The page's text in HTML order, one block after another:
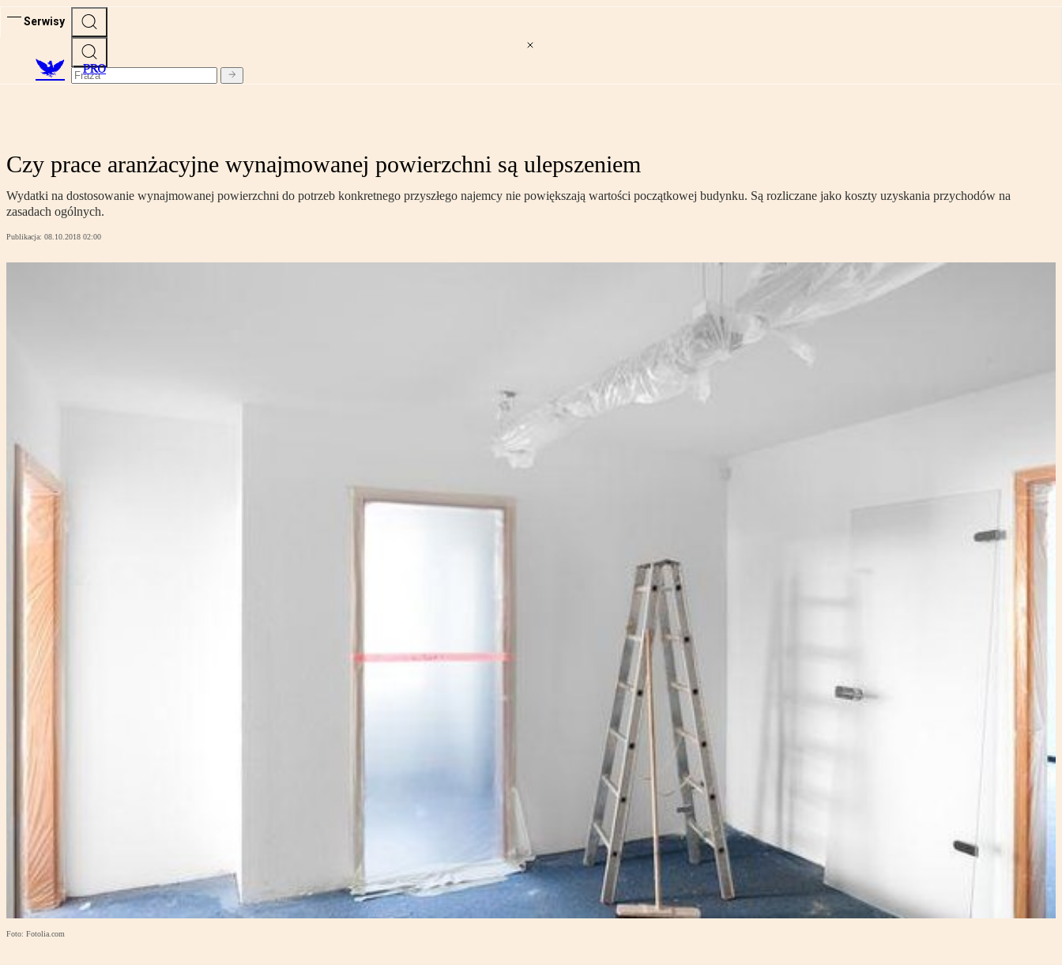
Serwisy
PRO
Czy prace aranżacyjne wynajmowanej powierzchni są ulepszeniem
Wydatki na dostosowanie wynajmowanej powierzchni do potrzeb konkretnego przyszłego najemcy nie powiększają wartości początkowej budynku. Są rozliczane jako koszty uzyskania przychodów na
zasadach ogólnych.
Publikacja: 08.10.2018 02:00
Foto: Fotolia.com